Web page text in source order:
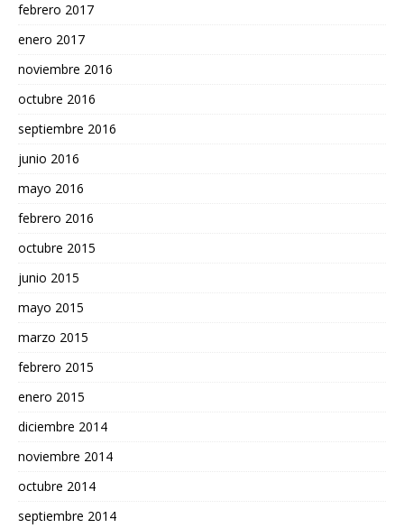
febrero 2017
enero 2017
noviembre 2016
octubre 2016
septiembre 2016
junio 2016
mayo 2016
febrero 2016
octubre 2015
junio 2015
mayo 2015
marzo 2015
febrero 2015
enero 2015
diciembre 2014
noviembre 2014
octubre 2014
septiembre 2014